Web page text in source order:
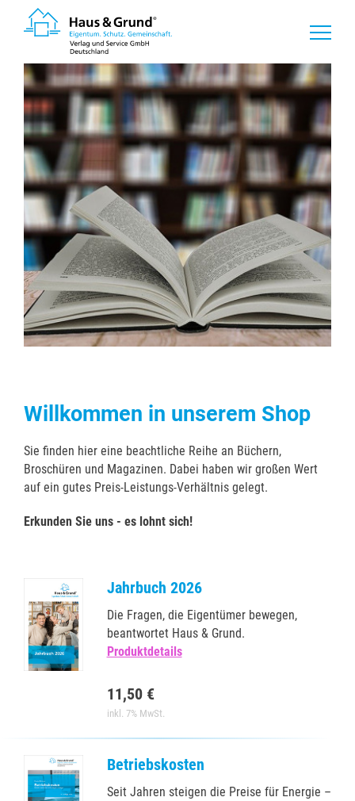
Willkommen in unserem Shop
Sie finden hier eine beachtliche Reihe an Büchern,
Broschüren und Magazinen. Dabei haben wir großen Wert
auf ein gutes Preis-Leistungs-Verhältnis gelegt.
Erkunden Sie uns - es lohnt sich!
Jahrbuch 2026
Die Fragen, die Eigentümer bewegen,
beantwortet Haus & Grund.
Produktdetails
11,50 €
inkl. 7% MwSt.
Betriebskosten
Seit Jahren steigen die Preise für Energie –